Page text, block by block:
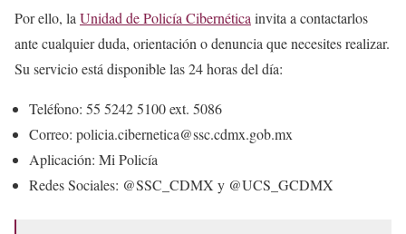
Por ello, la Unidad de Policía Cibernética invita a contactarlos
ante cualquier duda, orientación o denuncia que necesites realizar.
Su servicio está disponible las 24 horas del día:
Teléfono: 55 5242 5100 ext. 5086
Correo: policia.cibernetica@ssc.cdmx.gob.mx
Aplicación: Mi Policía
Redes Sociales: @SSC_CDMX y @UCS_GCDMX